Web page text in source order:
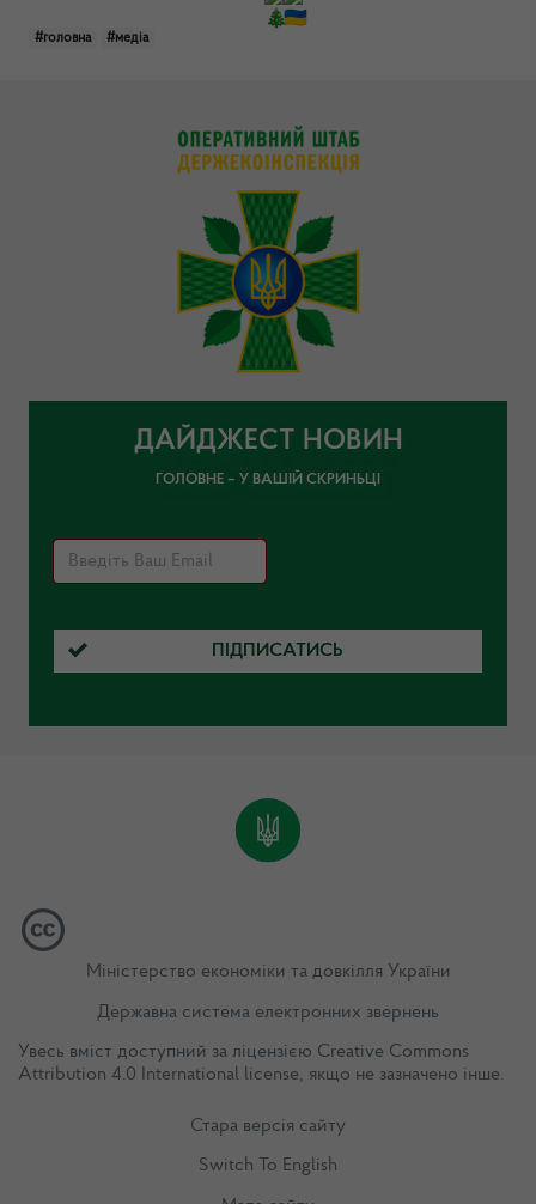
#головна #медіа
ДАЙДЖЕСТ НОВИН
ГОЛОВНЕ – У ВАШІЙ СКРИНЬЦІ
ПІДПИСАТИСЬ
Міністерство економіки та довкілля України
Державна система електронних звернень
Увесь вміст доступний за ліцензією Creative Commons
Attribution 4.0 International license, якщо не зазначено інше.
Стара версія сайту
Switch To English